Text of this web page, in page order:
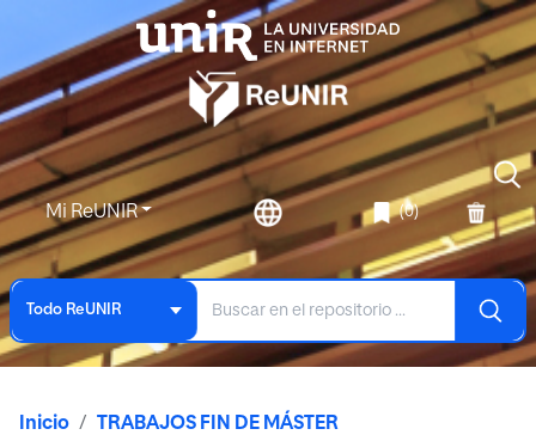
Mi ReUNIR (0)
Todo ReUNIR
Inicio
TRABAJOS FIN DE MÁSTER